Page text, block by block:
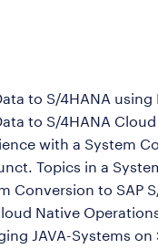
to S/4HANA
to S/4HANA
with a System
Topics in a
Conversion to SAP
Native
JAVA-Systems